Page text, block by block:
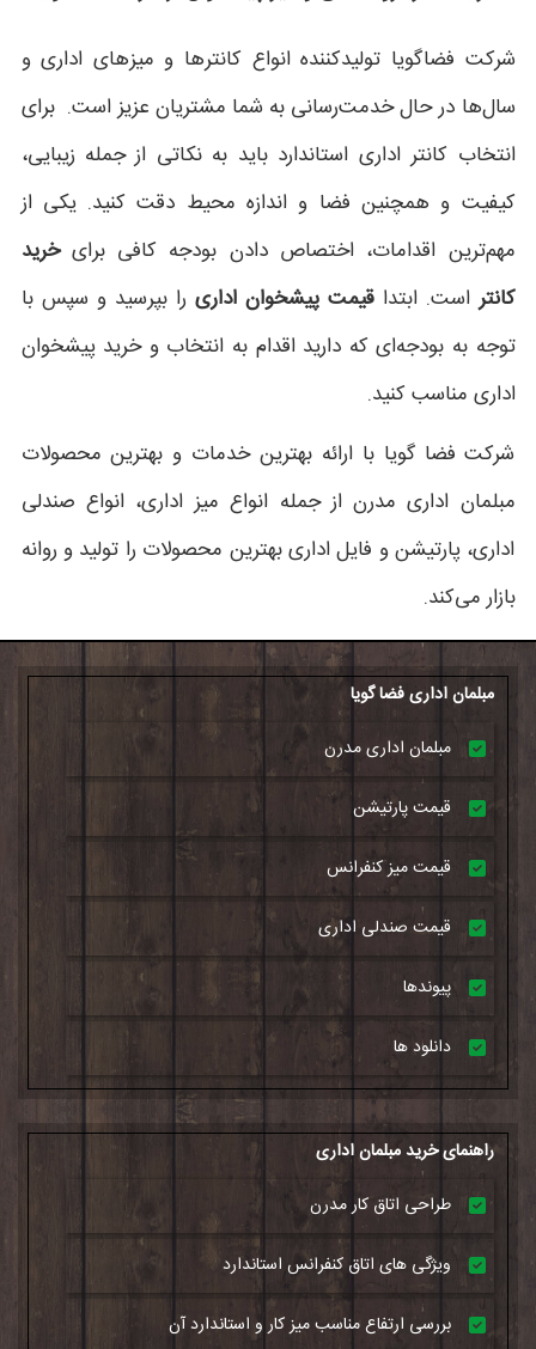
شرکت فضاگویا تولیدکننده انواع کانترها و میزهای اداری و
سال‌ها در حال خدمت‌رسانی به شما مشتریان عزیز است. برای
انتخاب کانتر اداری استاندارد باید به نکاتی از جمله زیبایی،
کیفیت و همچنین فضا و اندازه محیط دقت کنید. یکی از
مهم‌ترین اقدامات، اختصاص دادن بودجه کافی برایخرید
کانتراست. ابتداقیمت پیشخواناداری را بپرسید و سپس با
توجه به بودجه‌ای که دارید اقدام به انتخاب و خرید پیشخوان
اداری مناسب کنید.
شرکت فضا گویا با ارائه بهترین خدمات و بهترین محصولات
مبلمان اداری مدرن از جمله انواع میز اداری، انواع صندلی
اداری، پارتیشن و فایل اداری بهترین محصولات را تولید و روانه
بازار می‌کند.
مبلمان اداری فضا گویا
مبلمان اداری مدرن
قیمت پارتیشن
قیمت میز کنفرانس
قیمت صندلی اداری
پیوندها
دانلود ها
راهنمای خرید مبلمان اداری
طراحی اتاق کار مدرن
ویژگی های اتاق کنفرانس استاندارد
بررسی ارتفاع مناسب میز کار و استاندارد آن